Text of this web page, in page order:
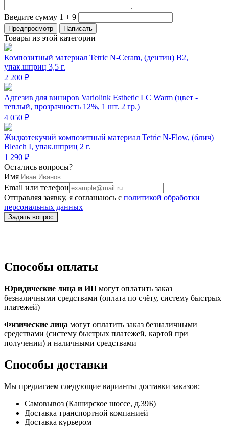
Введите сумму 1 + 9
Товары из этой категории
Композитный материал Tetric N-Ceram, (дентин) B2,
упак.шприц 3,5 г.
2 200 ₽
Адгезив для виниров Variolink Esthetic LC Warm (цвет -
теплый, прозрачность 12%, 1 шт. 2 гр.)
4 050 ₽
Жидкотекучий композитный материал Tetric N-Flow, (блич)
Bleach I, упак.шприц 2 г.
1 290 ₽
Остались вопросы?
Имя
Email или телефон
Отправляя заявку, я соглашаюсь с политикой обработки
персональных данных
Способы оплаты
Юридические лица и ИП могут оплатить заказ
безналичными средствами (оплата по счёту, систему быстрых
платежей)
Физические лица могут оплатить заказ безналичными
средствами (систему быстрых платежей, картой при
получении) и наличными средствами
Способы доставки
Мы предлагаем следующие варианты доставки заказов:
Самовывоз (Каширское шоссе, д.39Б)
Доставка транспортной компанией
Доставка курьером